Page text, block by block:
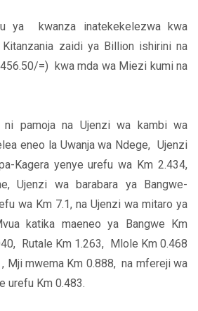
ya kwanza inatekekelezwa kwa
zaidi ya Billion ishirini na
=) kwa mda wa Miezi kumi na
ni pamoja na Ujenzi wa kambi wa
eneo la Uwanja wa Ndege, Ujenzi
Kagera yenye urefu wa Km 2.434,
Ujenzi wa barabara ya Bangwe-
wa Km 7.1, na Ujenzi wa mitaro ya
katika maeneo ya Bangwe Km
Rutale Km 1.263, Mlole Km 0.468
, Mji mwema Km 0.888, na mfereji wa
urefu Km 0.483.